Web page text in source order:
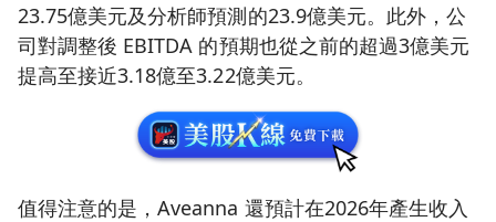
23.75億美元及分析師預測的23.9億美元。此外，公
司對調整後 EBITDA 的預期也從之前的超過3億美元
提高至接近3.18億至3.22億美元。
值得注意的是，Aveanna 還預計在2026年產生收入